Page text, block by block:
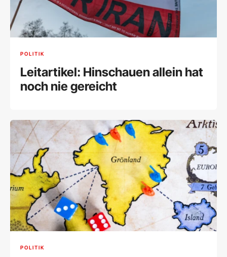
POLITIK
Leitartikel: Hinschauen allein hat
noch nie gereicht
POLITIK